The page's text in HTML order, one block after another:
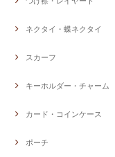
ネクタイ・蝶ネクタイ
スカーフ
キーホルダー・チャーム
カード・コインケース
ポーチ